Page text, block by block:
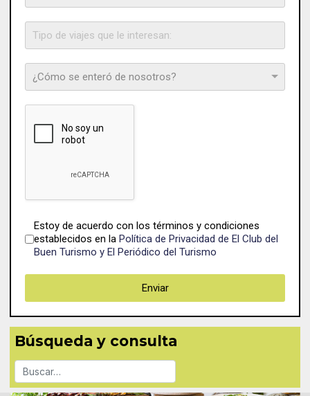
Términos del servicio *
Estoy de acuerdo con los términos y condiciones
establecidos en la Política de Privacidad de El Club del
Buen Turismo y El Periódico del Turismo
Enviar
Búsqueda y consulta
Buscar